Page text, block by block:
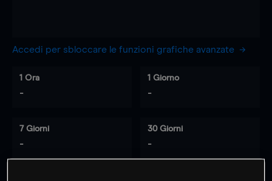
Accedi per sbloccare le funzioni grafiche avanzate
1 Ora
-
1 Giorno
-
7 Giorni
-
30 Giorni
-